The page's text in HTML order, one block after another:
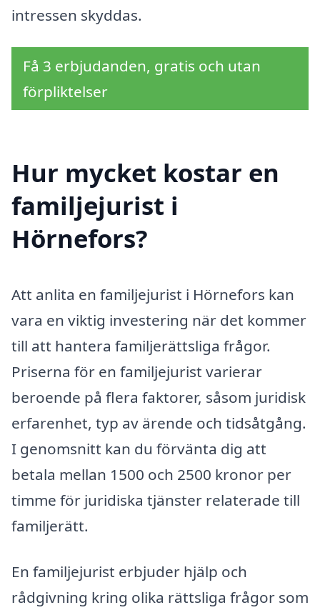
intressen skyddas.
Få 3 erbjudanden, gratis och utan
förpliktelser
Hur mycket kostar en
familjejurist i
Hörnefors?
Att anlita en familjejurist i Hörnefors kan
vara en viktig investering när det kommer
till att hantera familjerättsliga frågor.
Priserna för en familjejurist varierar
beroende på flera faktorer, såsom juridisk
erfarenhet, typ av ärende och tidsåtgång.
I genomsnitt kan du förvänta dig att
betala mellan 1500 och 2500 kronor per
timme för juridiska tjänster relaterade till
familjerätt.
En familjejurist erbjuder hjälp och
rådgivning kring olika rättsliga frågor som